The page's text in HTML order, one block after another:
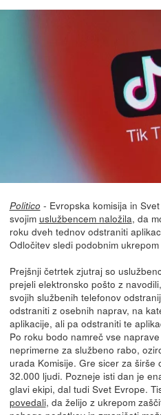
Politico - Evropska komisija in
svojim uslužbencem naložila, da
roku dveh tednov odstraniti
Odločitev sledi podobnim ukrepom
Prejšnji četrtek zjutraj so
prejeli elektronsko pošto z
svojih službenih telefonov
odstraniti z osebnih naprav, na
aplikacije, ali pa odstraniti te
Po roku bodo namreč vse
neprimerne za službeno rabo,
urada Komisije. Gre sicer za širše
32.000 ljudi. Pozneje isti dan je
glavi ekipi, dal tudi Svet Evrope.
povedali, da želijo z ukrepom